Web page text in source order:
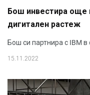
Бош инвестира
дигитален растеж
Бош си партнира с IBM
15.11.2022